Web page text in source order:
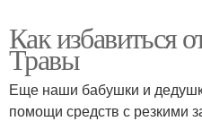
Как избавиться
Травы
Еще наши бабушки и
помощи средств с резкими